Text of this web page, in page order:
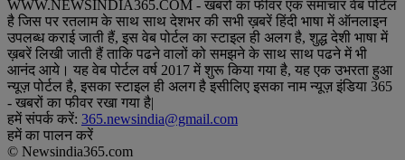
WWW.NEWSINDIA365.COM - खबरों का फीवर एक समाचार वेब पोर्टल
है जिस पर रतलाम के साथ साथ देशभर की सभी ख़बरें हिंदी भाषा में ऑनलाइन
उपलब्ध कराई जाती हैं, इस वेब पोर्टल का स्टाइल ही अलग है, शुद्ध देशी भाषा में
ख़बरें लिखी जाती हैं ताकि पढने वालों को समझने के साथ साथ पढने में भी
आनंद आये। यह वेब पोर्टल वर्ष 2017 में शुरू किया गया है, यह एक उभरता हुआ
न्यूज़ पोर्टल है, इसका स्टाइल ही अलग है इसीलिए इसका नाम न्यूज़ इंडिया 365
- खबरों का फीवर रखा गया है|
हमें संपर्क करें: 365.newsindia@gmail.com
हमें का पालन करें
© Newsindia365.com